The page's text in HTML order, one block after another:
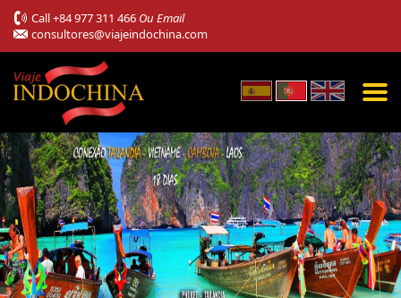
Call+84 977 311 466 Ou Email
consultores@viajeindochina.com